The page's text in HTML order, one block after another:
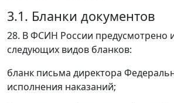
3.1. Бланки документов
28. В ФСИН России предусмотрено
следующих видов бланков:
бланк письма директора
исполнения наказаний;